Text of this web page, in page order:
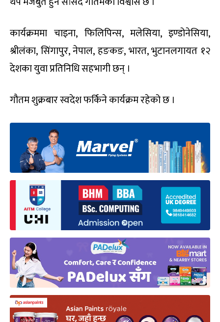
कार्यक्रममा चाइना, फिलिपिन्स, मलेसिया, इण्डोनेसिया,
श्रीलंका, सिंगापुर, नेपाल, हङकङ, भारत, भुटानलगायत १२
देशका युवा प्रतिनिधि सहभागी छन् ।
गौतम शुक्रबार स्वदेश फर्किने कार्यक्रम रहेको छ ।